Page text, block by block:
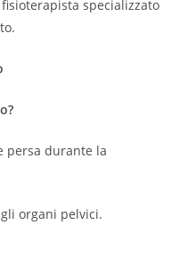
specializzato
persa durante la
organi pelvici.